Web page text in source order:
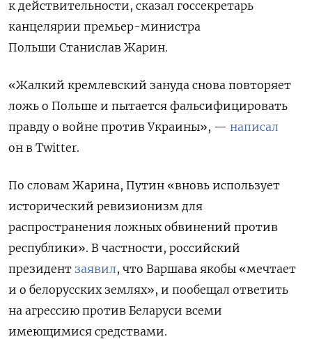
к действительности, сказал госсекретарь
канцелярии премьер-министра
Польши Станислав Жарин.
«Жалкий кремлевский зануда снова повторяет
ложь о Польше и пытается фальсифицировать
правду о войне против Украины», — написал
он в Twitter.
По словам Жарина, Путин «вновь использует
исторический ревизионизм для
распространения ложных обвинений против
республики». В частности, российский
президент заявил, что Варшава якобы «мечтает
и о белорусских землях», и пообещал ответить
на агрессию против Беларуси всеми
имеющимися средствами.